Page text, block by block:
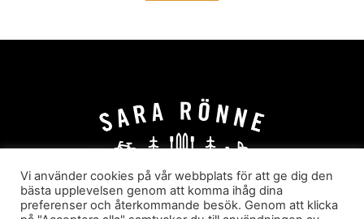
HEM OM MIG JOBBA MED MIG
Vi använder cookies på vår webbplats för att ge dig den
bästa upplevelsen genom att komma ihåg dina
preferenser och återkommande besök. Genom att klicka